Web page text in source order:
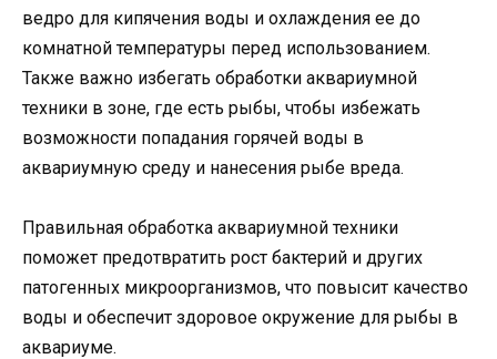
ведро для кипячения воды и охлаждения ее до
комнатной температуры перед использованием.
Также важно избегать обработки аквариумной
техники в зоне, где есть рыбы, чтобы избежать
возможности попадания горячей воды в
аквариумную среду и нанесения рыбе вреда.
Правильная обработка аквариумной техники
поможет предотвратить рост бактерий и других
патогенных микроорганизмов, что повысит качество
воды и обеспечит здоровое окружение для рыбы в
аквариуме.